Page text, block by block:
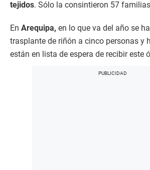
tejidos. Sólo la consintieron 57
En Arequipa, en lo que va del año se
trasplante de riñón a cinco personas y
están en lista de espera de recibir este